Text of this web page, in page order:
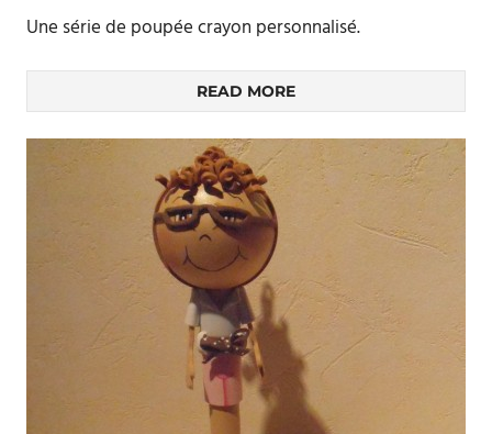
Une série de poupée crayon personnalisé.
READ MORE